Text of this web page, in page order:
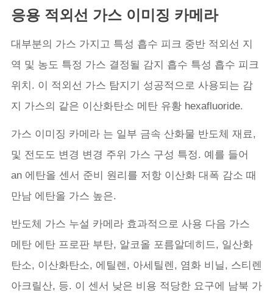
응용 적외선 가스 이미징 카메라
대부분의 가스 가지고 특성 흡수 피크 중반 적외선 지
역 및 농도 특정 가스 결정될 감지 흡수 특성 흡수 피크
위치. 이 적외선 가스 탐지기 성공적으로 사용되는 감
지 가스의 같은 이산화탄소 메탄 유황 hexafluoride.
가스 이미징 카메라 는 일부 금속 산화물 반도체 재료,
및 전도도 변경 변경 주위 가스 구성 특정. 예를 들어
an 에탄올 센서 준비 원리를 저항 이산화 대폭 감소 때
만남 에탄올 가스 높은.
반도체 가스 누설 카메라 효과적으로 사용 다음 가스
메탄 에탄 프로판 부탄, 알코올 포름알데히드, 일산화
탄소, 이산화탄소, 에틸렌, 아세틸렌, 염화 비닐, 스티렌
아크릴산, 등. 이 센서 낮은 비용 적당한 요구에 남북 가